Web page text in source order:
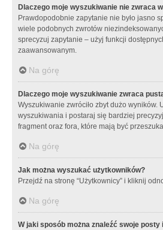
Dlaczego moje wyszukiwanie nie zwraca
Prawdopodobnie zapytanie nie było jasno
wiele podobnych zwrotów
sprecyzuj zapytanie – użyj funkcji
zaawansowanym.
Na górę
Dlaczego moje wyszukiwanie zwraca
Wyszukiwanie zwróciło zbyt dużo wyników.
wyszukiwania i postaraj się bardziej
fragment oraz fora, które mają być
Na górę
Jak można wyszukać użytkowników?
Przejdź na stronę “Użytkownicy” i kliknij
Na górę
W jaki sposób można znaleźć swoje posty